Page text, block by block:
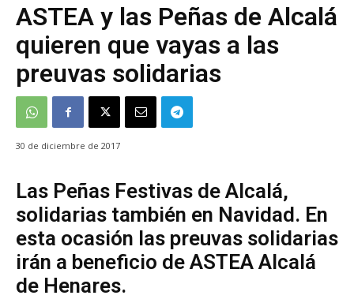
ASTEA y las Peñas de Alcalá
quieren que vayas a las
preuvas solidarias
30 de diciembre de 2017
Las Peñas Festivas de Alcalá,
solidarias también en Navidad. En
esta ocasión las preuvas solidarias
irán a beneficio de ASTEA Alcalá
de Henares.